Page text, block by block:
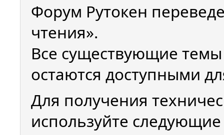
Форум Рутокен
чтения».
Все существующие
остаются доступными
Для получения
используйте